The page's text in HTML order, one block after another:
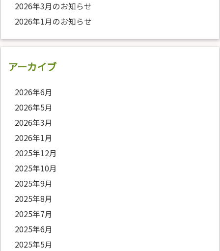
2026年3月のお知らせ
2026年1月のお知らせ
アーカイブ
2026年6月
2026年5月
2026年3月
2026年1月
2025年12月
2025年10月
2025年9月
2025年8月
2025年7月
2025年6月
2025年5月